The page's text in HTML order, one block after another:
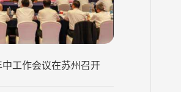
中工作会议在苏州召开